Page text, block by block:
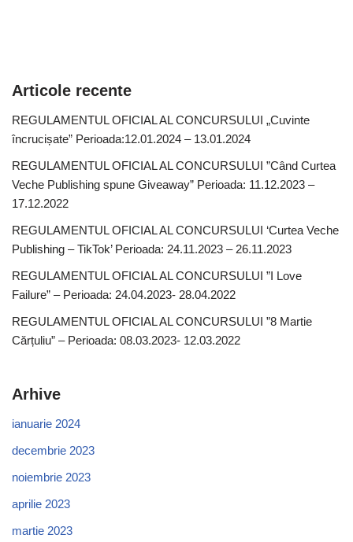
Articole recente
REGULAMENTUL OFICIAL AL CONCURSULUI „Cuvinte
încrucișate” Perioada:12.01.2024 – 13.01.2024
REGULAMENTUL OFICIAL AL CONCURSULUI ”Când Curtea
Veche Publishing spune Giveaway” Perioada: 11.12.2023 –
17.12.2022
REGULAMENTUL OFICIAL AL CONCURSULUI ‘Curtea Veche
Publishing – TikTok’ Perioada: 24.11.2023 – 26.11.2023
REGULAMENTUL OFICIAL AL CONCURSULUI ”I Love
Failure” – Perioada: 24.04.2023- 28.04.2022
REGULAMENTUL OFICIAL AL CONCURSULUI ”8 Martie
Cărțuliu” – Perioada: 08.03.2023- 12.03.2022
Arhive
ianuarie 2024
decembrie 2023
noiembrie 2023
aprilie 2023
martie 2023